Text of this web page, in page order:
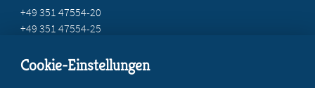
+49 351 47554-20
+49 351 47554-25
Cookie-Einstellungen